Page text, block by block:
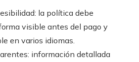
la política debe
visible antes del pago y
en varios idiomas.
información detallada